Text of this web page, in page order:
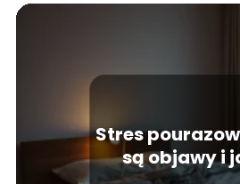
Stres
są objawy i